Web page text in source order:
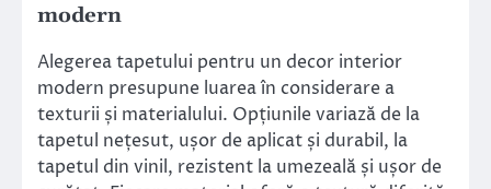
modern
Alegerea tapetului pentru un decor interior
modern presupune luarea în considerare a
texturii și materialului. Opțiunile variază de la
tapetul nețesut, ușor de aplicat și durabil, la
tapetul din vinil, rezistent la umezeală și ușor de